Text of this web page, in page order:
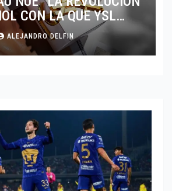
CON LA QUE YSL
EL LUJO SENSORIAL
ALEJANDRO DELFIN